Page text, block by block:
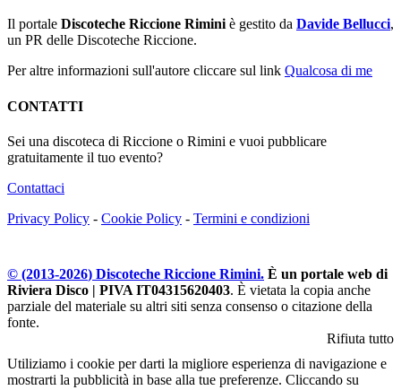
Il portale Discoteche Riccione Rimini è gestito da Davide Bellucci,
un PR delle Discoteche Riccione.
Per altre informazioni sull'autore cliccare sul link Qualcosa di me
CONTATTI
Sei una discoteca di Riccione o Rimini e vuoi pubblicare
gratuitamente il tuo evento?
Contattaci
Privacy Policy - Cookie Policy - Termini e condizioni
© (2013-2026) Discoteche Riccione Rimini. È un portale web di
Riviera Disco | PIVA IT04315620403. È vietata la copia anche
parziale del materiale su altri siti senza consenso o citazione della
fonte.
Rifiuta tutto
Utiliziamo i cookie per darti la migliore esperienza di navigazione e
mostrarti la pubblicità in base alla tue preferenze. Cliccando su